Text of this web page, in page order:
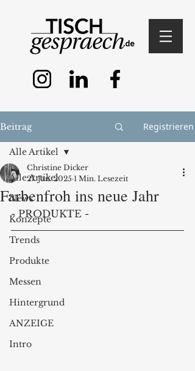
Beitrag Registrieren
Alle Artikel
News
Konzepte
Trends
Produkte
Messen
Hintergrund
ANZEIGE
Intro
Alle Artikel
Farbenfroh ins neue Jahr
Christine Dicker
27. Jan. 2025 1 Min. Lesezeit
- PRODUKTE -